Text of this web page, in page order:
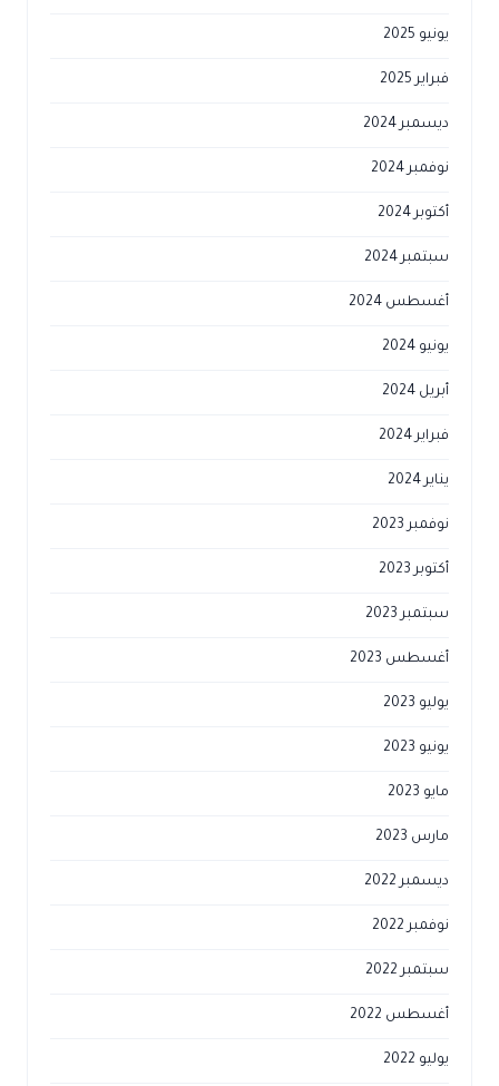
يونيو 2025
فبراير 2025
ديسمبر 2024
نوفمبر 2024
أكتوبر 2024
سبتمبر 2024
أغسطس 2024
يونيو 2024
أبريل 2024
فبراير 2024
يناير 2024
نوفمبر 2023
أكتوبر 2023
سبتمبر 2023
أغسطس 2023
يوليو 2023
يونيو 2023
مايو 2023
مارس 2023
ديسمبر 2022
نوفمبر 2022
سبتمبر 2022
أغسطس 2022
يوليو 2022